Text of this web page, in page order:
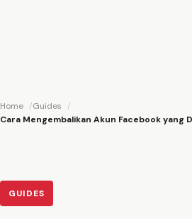
Home
Guides
Cara Mengembalikan Akun Facebook yang
GUIDES